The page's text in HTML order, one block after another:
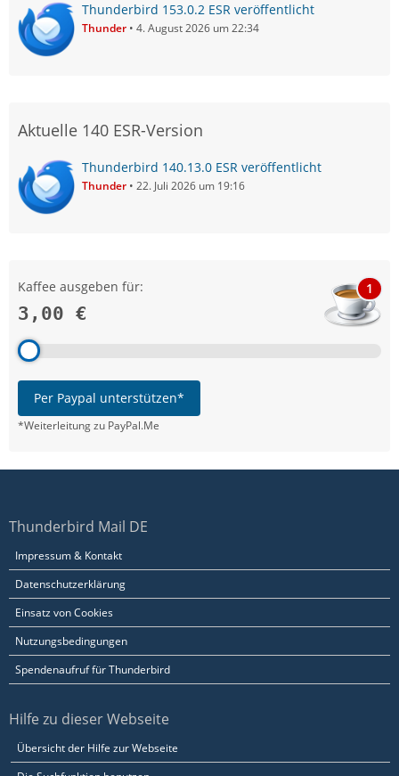
Thunderbird 153.0.2 ESR veröffentlicht
Thunder 4. August 2026 um 22:34
Aktuelle 140 ESR-Version
Thunderbird 140.13.0 ESR veröffentlicht
Thunder 22. Juli 2026 um 19:16
Kaffee ausgeben für:
3,00 €
1
Per Paypal unterstützen*
*Weiterleitung zu PayPal.Me
Thunderbird Mail DE
Impressum & Kontakt
Datenschutzerklärung
Einsatz von Cookies
Nutzungsbedingungen
Spendenaufruf für Thunderbird
Hilfe zu dieser Webseite
Übersicht der Hilfe zur Webseite